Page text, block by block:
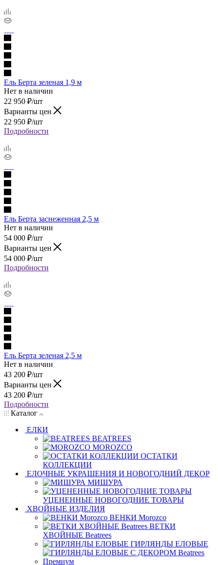
Ель Берта зеленая 1,9 м
Нет в наличии
22 950 ₽/шт
Варианты цен
22 950 ₽/шт
Подробности
Ель Берта заснеженная 2,5 м
Нет в наличии
54 000 ₽/шт
Варианты цен
54 000 ₽/шт
Подробности
Ель Берта зеленая 2,5 м
Нет в наличии
43 200 ₽/шт
Варианты цен
43 200 ₽/шт
Подробности
Каталог
ЕЛКИ
BEATREES
MOROZCO
ОСТАТКИ
КОЛЛЕКЦИИ
ЕЛОЧНЫЕ УКРАШЕНИЯ И НОВОГОДНИЙ ДЕКОР
МИШУРА
УЦЕНЕННЫЕ НОВОГОДНИЕ ТОВАРЫ
ХВОЙНЫЕ ИЗДЕЛИЯ
ВЕНКИ Morozco
ВЕТКИ
ХВОЙНЫЕ Beatrees
ГИРЛЯНДЫ ЕЛОВЫЕ